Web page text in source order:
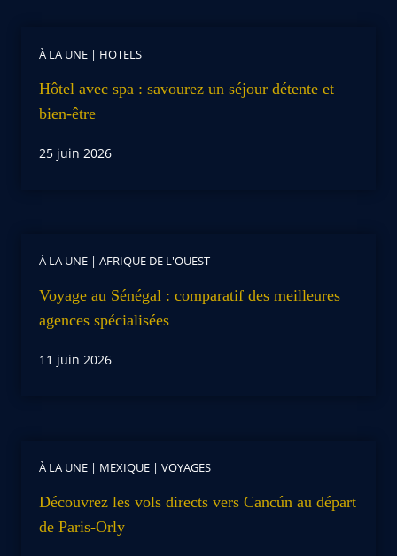
À LA UNE | HOTELS
Hôtel avec spa : savourez un séjour détente et
bien-être
25 juin 2026
À LA UNE | AFRIQUE DE L'OUEST
Voyage au Sénégal : comparatif des meilleures
agences spécialisées
11 juin 2026
À LA UNE | MEXIQUE | VOYAGES
Découvrez les vols directs vers Cancún au départ
de Paris-Orly